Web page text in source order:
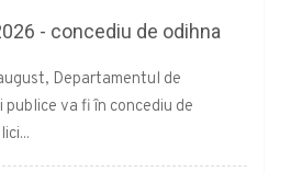
- concediu de odihna
Departamentul de
publice va fi în concediu de